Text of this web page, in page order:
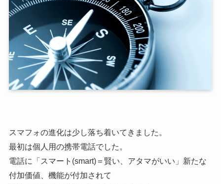
スマフォの進化は少し落ち着いてきました。
最初は個人用の携帯電話でした。
電話に「スマート(smart)＝賢い、アタマがいい」新たな
付加価値、機能が付加されて